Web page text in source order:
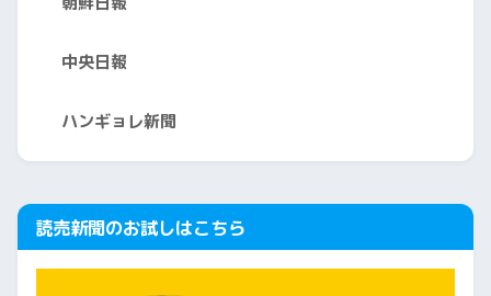
中央日報
ハンギョレ新聞
読売新聞のお試しはこちら